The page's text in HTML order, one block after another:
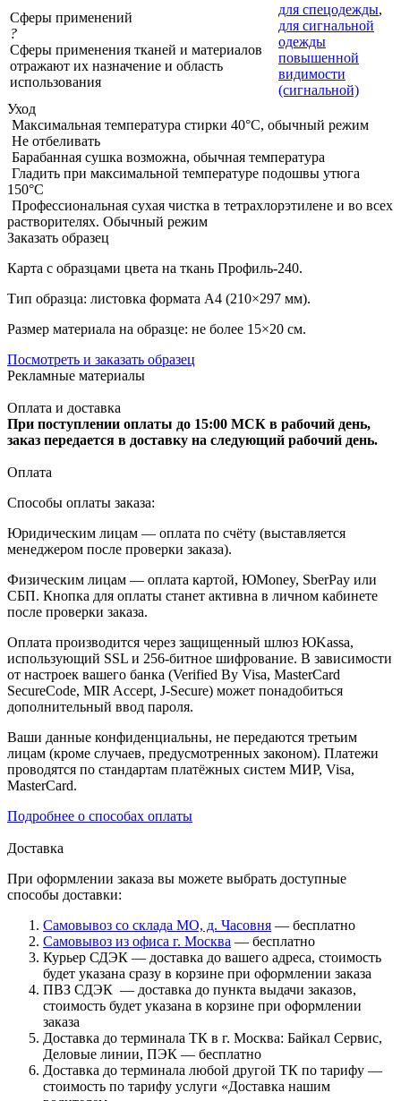
Сферы применений
?
Сферы применения тканей и материалов
отражают их назначение и область
использования
для спецодежды,
для сигнальной
одежды
повышенной
видимости
(сигнальной)
Уход
Максимальная температура стирки 40°C, обычный режим
Не отбеливать
Барабанная сушка возможна, обычная температура
Гладить при максимальной температуре подошвы утюга
150°С
Профессиональная сухая чистка в тетрахлорэтилене и во всех
растворителях. Обычный режим
Заказать образец
Карта с образцами цвета на ткань Профиль-240.
Тип образца: листовка формата А4 (210×297 мм).
Размер материала на образце: не более 15×20 см.
Посмотреть и заказать образец
Рекламные материалы
Оплата и доставка
При поступлении оплаты до 15:00 МСК в рабочий день,
заказ передается в доставку на следующий рабочий день.
Оплата
Способы оплаты заказа:
Юридическим лицам — оплата по счёту (выставляется
менеджером после проверки заказа).
Физическим лицам — оплата картой, ЮMoney, SberPay или
СБП. Кнопка для оплаты станет активна в личном кабинете
после проверки заказа.
Оплата производится через защищенный шлюз ЮKassa,
использующий SSL и 256-битное шифрование. В зависимости
от настроек вашего банка (Verified By Visa, MasterCard
SecureCode, MIR Accept, J-Secure) может понадобиться
дополнительный ввод пароля.
Ваши данные конфиденциальны, не передаются третьим
лицам (кроме случаев, предусмотренных законом). Платежи
проводятся по стандартам платёжных систем МИР, Visa,
MasterCard.
Подробнее о способах оплаты
Доставка
При оформлении заказа вы можете выбрать доступные
способы доставки:
Самовывоз со склада МО, д. Часовня — бесплатно
Самовывоз из офиса г. Москва — бесплатно
Курьер СДЭК — доставка до вашего адреса, стоимость
будет указана сразу в корзине при оформлении заказа
ПВЗ СДЭК — доставка до пункта выдачи заказов,
стоимость будет указана в корзине при оформлении
заказа
Доставка до терминала ТК в г. Москва: Байкал Сервис,
Деловые линии, ПЭК — бесплатно
Доставка до терминала любой другой ТК по тарифу —
стоимость по тарифу услуги «Доставка нашим